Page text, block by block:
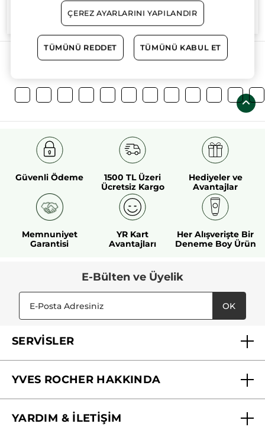
%100
aktifler
bitkisel
tarım sahası
Daha Fazlasını Keşfedin!
Güvenli Ödeme
1500 TL Üzeri
Ücretsiz Kargo
Hediyeler ve
Avantajlar
Memnuniyet
Garantisi
YR Kart
Avantajları
Her Alışverişte Bir
Deneme Boy Ürün
E-Bülten ve Üyelik
OK
SERVİSLER
YVES ROCHER HAKKINDA
Yves Rocher Vakfı
YARDIM & İLETİŞİM
ÇEREZ AYARLARINI YAPILANDIR
TÜMÜNÜ REDDET TÜMÜNÜ KABUL ET